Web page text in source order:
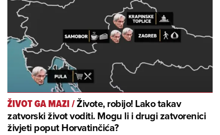
ŽIVOT GA MAZI/Živote, robijo! Lako takav
zatvorski život voditi. Mogu li i drugi zatvorenici
živjeti poput Horvatinčića?